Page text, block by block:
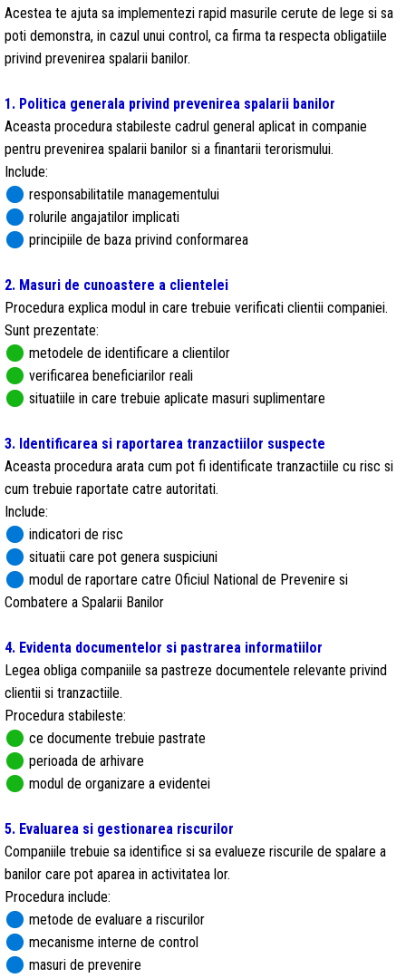
Acestea te ajuta sa implementezi rapid masurile cerute de lege si sa
poti demonstra, in cazul unui control, ca firma ta respecta obligatiile
privind prevenirea spalarii banilor.
1. Politica generala privind prevenirea spalarii banilor
Aceasta procedura stabileste cadrul general aplicat in companie
pentru prevenirea spalarii banilor si a finantarii terorismului.
Include:
circle responsabilitatile managementului
circle rolurile angajatilor implicati
circle principiile de baza privind conformarea
2. Masuri de cunoastere a clientelei
Procedura explica modul in care trebuie verificati clientii companiei.
Sunt prezentate:
circle metodele de identificare a clientilor
circle verificarea beneficiarilor reali
circle situatiile in care trebuie aplicate masuri suplimentare
3. Identificarea si raportarea tranzactiilor suspecte
Aceasta procedura arata cum pot fi identificate tranzactiile cu risc si
cum trebuie raportate catre autoritati.
Include:
circle indicatori de risc
circle situatii care pot genera suspiciuni
circle modul de raportare catre Oficiul National de Prevenire si
Combatere a Spalarii Banilor
4. Evidenta documentelor si pastrarea informatiilor
Legea obliga companiile sa pastreze documentele relevante privind
clientii si tranzactiile.
Procedura stabileste:
circle ce documente trebuie pastrate
circle perioada de arhivare
circle modul de organizare a evidentei
5. Evaluarea si gestionarea riscurilor
Companiile trebuie sa identifice si sa evalueze riscurile de spalare a
banilor care pot aparea in activitatea lor.
Procedura include:
circle metode de evaluare a riscurilor
circle mecanisme interne de control
circle masuri de prevenire